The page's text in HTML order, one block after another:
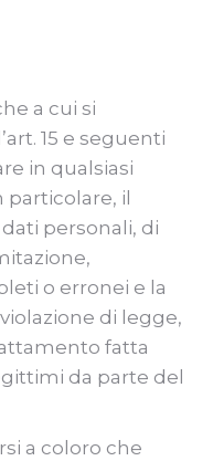
a cui si
15 e seguenti
in qualsiasi
il
personali, di
o erronei e la
di legge,
fatta
da parte del
a coloro che